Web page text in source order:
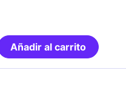
Añadir al carrito